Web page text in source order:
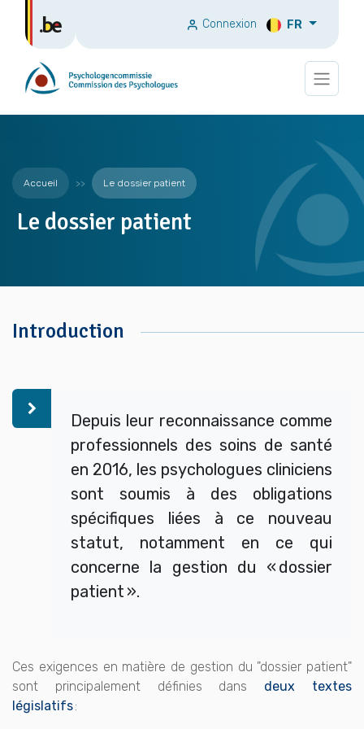
Connexion FR
Accueil Le dossier patient
Le dossier patient
Introduction
Depuis leur reconnaissance comme
professionnels des soins de santé
en 2016, les psychologues cliniciens
sont soumis à des obligations
spécifiques liées à ce nouveau
statut, notamment en ce qui
concerne la gestion du « dossier
patient ».
Ces exigences en matière de gestion du "dossier patient"
sont principalement définies dans deux textes
législatifs: